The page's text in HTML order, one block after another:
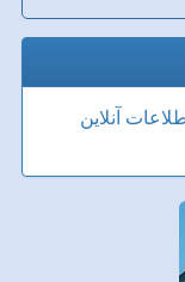
آنلاین